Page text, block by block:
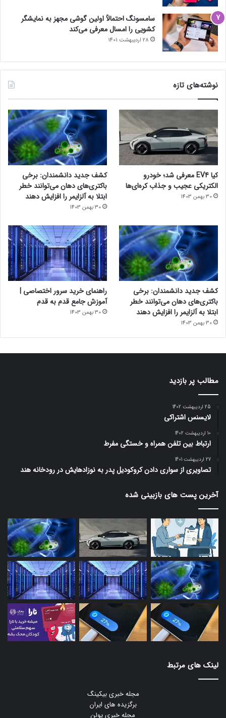
سامسونگ احتمالاً اولین گوشی مجهز به نمایشگر
کشویی را امسال معرفی می‌کند
28 اردیبهشت 1401
نوشته‌های تازه
کیا EV4 معرفی شد؛ خودرو
الکتریکی عجیب و جذاب کره‌ای‌ها
30 بهمن 1403
کشف جدید دانشمندان: برخی
باکتری‌های دهان می‌توانند خطر
ابتلا به آلزایمر را افزایش دهند
30 بهمن 1403
کشف جدید دانشمندان: برخی
باکتری‌های دهان می‌توانند خطر
ابتلا به آلزایمر را افزایش دهند
30 بهمن 1403
راهنمای خرید سرور اختصاصی |
آموزش جامع قدم به قدم
30 بهمن 1403
مطالب پر بازدید
25 اردیبهشت 1402
لایسنس اشتراکی
10 اردیبهشت 1402
ارتباط بین تلفن همراه و خستگی مفرط
27 اردیبهشت 1401
تصاویری از سواری دادن کروکودیل پدر به نوزادهایش در رودخانه هند
آخرین پست های بازبینی شده
لینک های مرتبط
مجله خبری بیکینگ
برگزیده های ایران
مجله خبری یولن